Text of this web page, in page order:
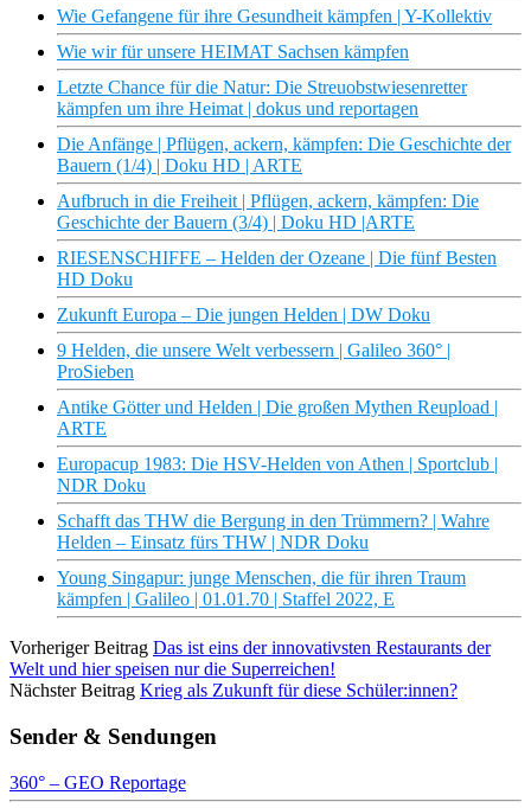
Wie Gefangene für ihre Gesundheit kämpfen | Y-Kollektiv
Wie wir für unsere HEIMAT Sachsen kämpfen
Letzte Chance für die Natur: Die Streuobstwiesenretter
kämpfen um ihre Heimat | dokus und reportagen
Die Anfänge | Pflügen, ackern, kämpfen: Die Geschichte der
Bauern (1/4) | Doku HD | ARTE
Aufbruch in die Freiheit | Pflügen, ackern, kämpfen: Die
Geschichte der Bauern (3/4) | Doku HD |ARTE
RIESENSCHIFFE – Helden der Ozeane | Die fünf Besten
HD Doku
Zukunft Europa – Die jungen Helden | DW Doku
9 Helden, die unsere Welt verbessern | Galileo 360° |
ProSieben
Antike Götter und Helden | Die großen Mythen Reupload |
ARTE
Europacup 1983: Die HSV-Helden von Athen | Sportclub |
NDR Doku
Schafft das THW die Bergung in den Trümmern? | Wahre
Helden – Einsatz fürs THW | NDR Doku
Young Singapur: junge Menschen, die für ihren Traum
kämpfen | Galileo | 01.01.70 | Staffel 2022, E
Vorheriger Beitrag Das ist eins der innovativsten Restaurants der
Welt und hier speisen nur die Superreichen!
Nächster Beitrag Krieg als Zukunft für diese Schüler:innen?
Sender & Sendungen
360° – GEO Reportage